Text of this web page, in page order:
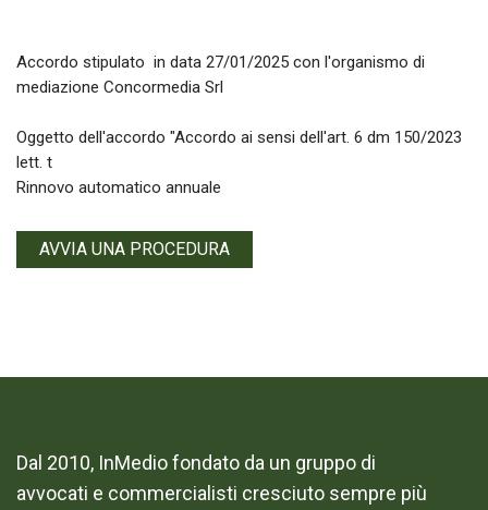
Accordo stipulato in data 27/01/2025 con l'organismo di
mediazione Concormedia Srl
Oggetto dell'accordo "Accordo ai sensi dell'art. 6 dm 150/2023
lett. t
Rinnovo automatico annuale
AVVIA UNA PROCEDURA
Dal 2010, InMedio fondato da un gruppo di
avvocati e commercialisti cresciuto sempre più